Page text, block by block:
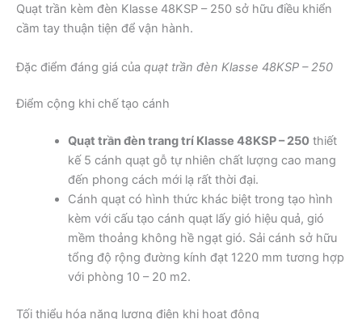
Quạt trần kèm đèn Klasse 48KSP – 250 sở hữu điều khiển
cầm tay thuận tiện để vận hành.
Đặc điểm đáng giá của quạt trần đèn Klasse 48KSP – 250
Điểm cộng khi chế tạo cánh
Quạt trần đèn trang trí Klasse 48KSP – 250thiết
kế 5 cánh quạt gỗ tự nhiên chất lượng cao mang
đến phong cách mới lạ rất thời đại.
Cánh quạt có hình thức khác biệt trong tạo hình
kèm với cấu tạo cánh quạt lấy gió hiệu quả, gió
mềm thoảng không hề ngạt gió. Sải cánh sở hữu
tổng độ rộng đường kính đạt 1220 mm tương hợp
với phòng 10 – 20 m2.
Tối thiểu hóa năng lượng điện khi hoạt động